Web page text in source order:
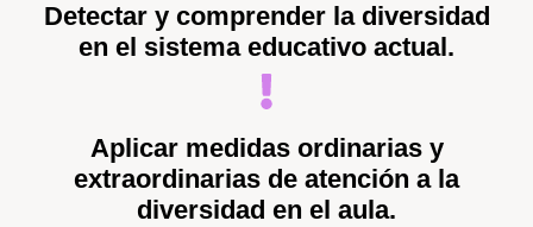
Detectar y comprender la diversidad
en el sistema educativo actual.
Aplicar medidas ordinarias y
extraordinarias de atención a la
diversidad en el aula.